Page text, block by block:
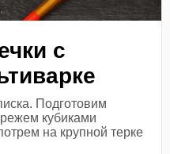
с
Подготовим
кубиками
на крупной терке